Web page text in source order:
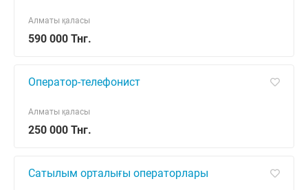
590 000 Тнг.
Алматы қаласы
Оператор-телефонист
250 000 Тнг.
Алматы қаласы
Сатылым орталығы операторлары